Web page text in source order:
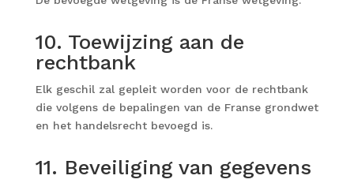
10. Toewijzing aan de
rechtbank
Elk geschil zal gepleit worden voor de rechtbank
die volgens de bepalingen van de Franse grondwet
en het handelsrecht bevoegd is.
11. Beveiliging van gegevens